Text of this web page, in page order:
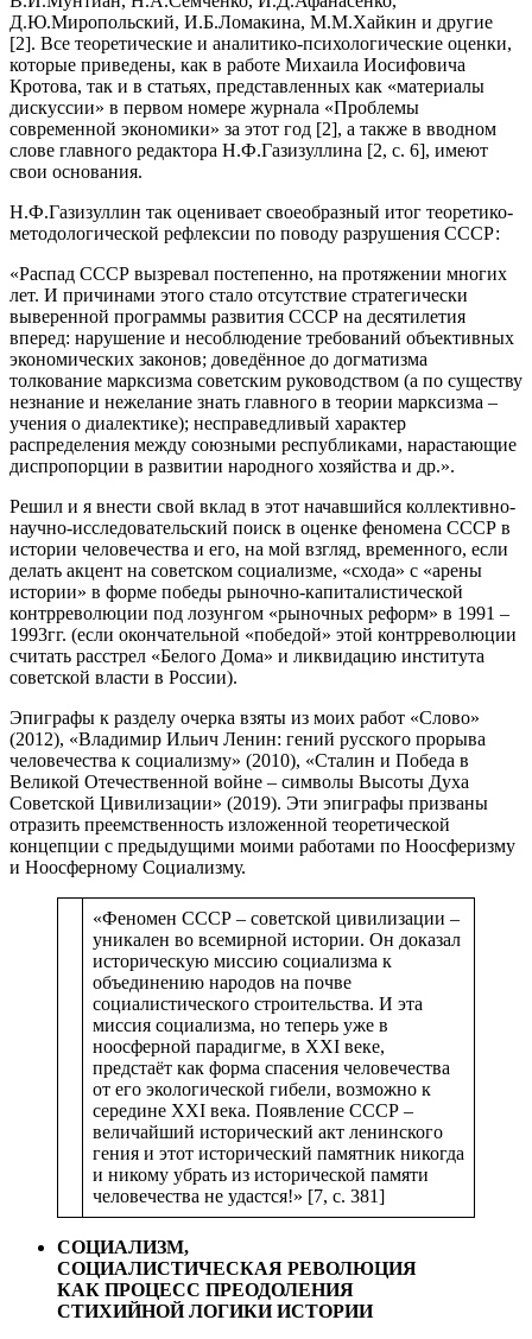
Д.Ю.Миропольский, И.Б.Ломакина, М.М.Хайкин и другие
[2]. Все теоретические и аналитико-психологические оценки,
которые приведены, как в работе Михаила Иосифовича
Кротова, так и в статьях, представленных как «материалы
дискуссии» в первом номере журнала «Проблемы
современной экономики» за этот год [2], а также в вводном
слове главного редактора Н.Ф.Газизуллина [2, с. 6], имеют
свои основания.
Н.Ф.Газизуллин так оценивает своеобразный итог теоретико-
методологической рефлексии по поводу разрушения СССР:
«Распад СССР вызревал постепенно, на протяжении многих
лет. И причинами этого стало отсутствие стратегически
выверенной программы развития СССР на десятилетия
вперед: нарушение и несоблюдение требований объективных
экономических законов; доведённое до догматизма
толкование марксизма советским руководством (а по существу
незнание и нежелание знать главного в теории марксизма –
учения о диалектике); несправедливый характер
распределения между союзными республиками, нарастающие
диспропорции в развитии народного хозяйства и др.».
Решил и я внести свой вклад в этот начавшийся коллективно-
научно-исследовательский поиск в оценке феномена СССР в
истории человечества и его, на мой взгляд, временного, если
делать акцент на советском социализме, «схода» с «арены
истории» в форме победы рыночно-капиталистической
контрреволюции под лозунгом «рыночных реформ» в 1991 –
1993гг. (если окончательной «победой» этой контрреволюции
считать расстрел «Белого Дома» и ликвидацию института
советской власти в России).
Эпиграфы к разделу очерка взяты из моих работ «Слово»
(2012), «Владимир Ильич Ленин: гений русского прорыва
человечества к социализму» (2010), «Сталин и Победа в
Великой Отечественной войне – символы Высоты Духа
Советской Цивилизации» (2019). Эти эпиграфы призваны
отразить преемственность изложенной теоретической
концепции с предыдущими моими работами по Ноосферизму
и Ноосферному Социализму.
«Феномен СССР – советской цивилизации –
уникален во всемирной истории. Он доказал
историческую миссию социализма к
объединению народов на почве
социалистического строительства. И эта
миссия социализма, но теперь уже в
ноосферной парадигме, в XXI веке,
предстаёт как форма спасения человечества
от его экологической гибели, возможно к
середине XXI века. Появление СССР –
величайший исторический акт ленинского
гения и этот исторический памятник никогда
и никому убрать из исторической памяти
человечества не удастся!» [7, с. 381]
СОЦИАЛИЗМ,
СОЦИАЛИСТИЧЕСКАЯ РЕВОЛЮЦИЯ
КАК ПРОЦЕСС ПРЕОДОЛЕНИЯ
СТИХИЙНОЙ ЛОГИКИ ИСТОРИИ